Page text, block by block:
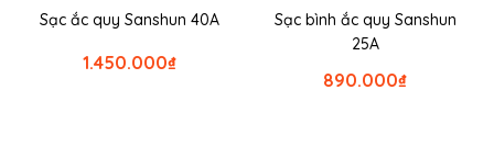
Sạc ắc quy Sanshun 40A
₫
1.450.000
Sạc bình ắc quy Sanshun
25A
₫
890.000